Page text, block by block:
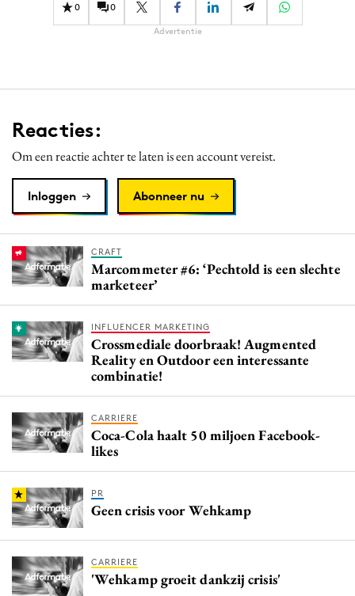
0 0
Advertentie
Reacties:
Om een reactie achter te laten is een account vereist.
Inloggen Abonneer nu
CRAFT
Marcommeter #6: ‘Pechtold is een slechte
marketeer’
INFLUENCER MARKETING
Crossmediale doorbraak! Augmented
Reality en Outdoor een interessante
combinatie!
CARRIERE
Coca-Cola haalt 50 miljoen Facebook-
likes
PR
Geen crisis voor Wehkamp
CARRIERE
'Wehkamp groeit dankzij crisis'